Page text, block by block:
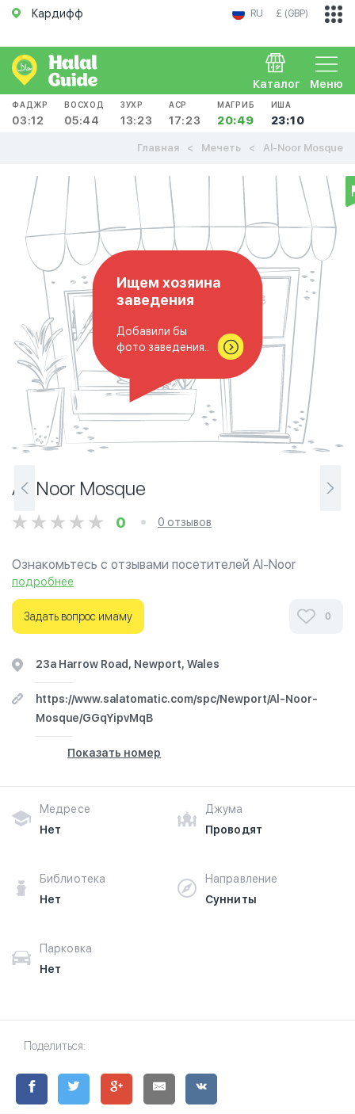
Кардифф RU £ (GBP)
Меню
Каталог
ФАДЖР
03:12
ВОСХОД
05:44
ЗУХР
13:23
АСР
17:23
МАГРИБ
20:49
ИША
23:10
Главная Мечеть Al-Noor Mosque
Ищем хозяина
заведения
Добавили бы
фото заведения..
Al-Noor Mosque
0 0 отзывов
Ознакомьтесь с отзывами посетителей Al-Noor
Mosque в г.Кардифф на фотографиях и узнайте о часах
работы. Ваше духовное путешествие начинается
здесь.
подробнее
Задать вопрос имаму 0
23a Harrow Road, Newport, Wales
https://www.salatomatic.com/spc/Newport/Al-Noor-
Mosque/GGqYipvMqB
Показать номер
Медресе
Нет
Джума
Проводят
Библиотека
Нет
Направление
Сунниты
Парковка
Нет
Поделиться: